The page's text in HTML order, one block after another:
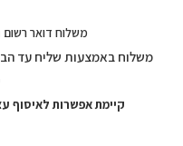
משלוח דואר רשום
קיימת אפשרות לאיסוף